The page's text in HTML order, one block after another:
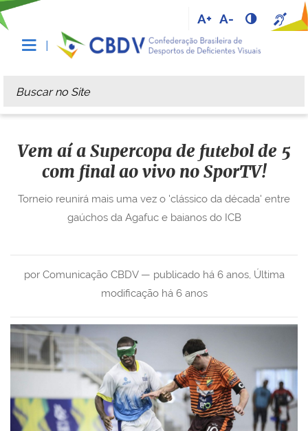
A+ A-
Busca
Busca Avançada…
Vem aí a Supercopa de futebol de 5
com final ao vivo no SporTV!
por Comunicação CBDV — publicado há 6 anos, Última
modificação há 6 anos
Torneio reunirá mais uma vez o 'clássico da década' entre
gaúchos da Agafuc e baianos do ICB